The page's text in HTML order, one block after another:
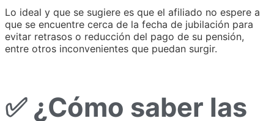
Lo ideal y que se sugiere es que el afiliado no espere a
que se encuentre cerca de la fecha de jubilación para
evitar retrasos o reducción del pago de su pensión,
entre otros inconvenientes que puedan surgir.
✅ ¿Cómo saber las